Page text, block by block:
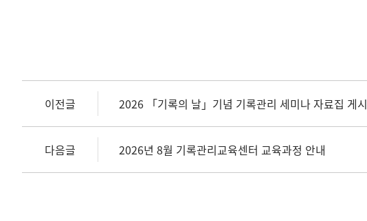
이전글 2026 「기록의 날」기념 기록관리 세미나 자료집 게시
다음글 2026년 8월 기록관리교육센터 교육과정 안내